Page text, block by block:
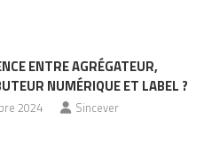
ENTRE AGRÉGATEUR,
NUMÉRIQUE ET LABEL ?
2024 Sincever